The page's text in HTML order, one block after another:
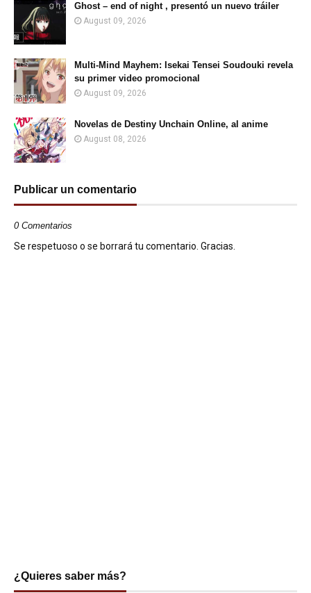
Ghost – end of night , presentó un nuevo tráiler
August 09, 2026
Multi-Mind Mayhem: Isekai Tensei Soudouki revela
su primer video promocional
August 09, 2026
Novelas de Destiny Unchain Online, al anime
August 08, 2026
Publicar un comentario
0 Comentarios
Se respetuoso o se borrará tu comentario. Gracias.
¿Quieres saber más?